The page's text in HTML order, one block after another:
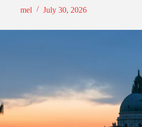
mel
July 30, 2026